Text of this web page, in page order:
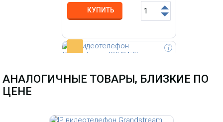
КУПИТЬ
i
управлением ОС android 7.1,
телефон обладает возможностью
АНАЛОГИЧНЫЕ ТОВАРЫ, БЛИЗКИЕ ПО
ЦЕНЕ